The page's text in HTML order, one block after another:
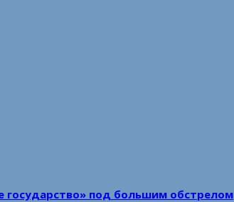
государство» под большим обстрелом